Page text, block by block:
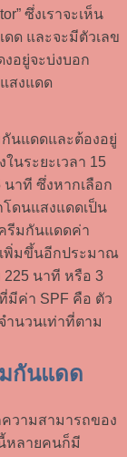
ซึ่งเราจะเห็น
ด และจะมีตัวเลข
อยู่จะบ่งบอก
สงแดด
กันแดดและต้องอยู่
นระยะเวลา 15
นาที ซึ่งหากเลือก
ดนแสงแดดเป็น
รีมกันแดดค่า
เพิ่มขึ้นอีกประมาณ
225 นาที หรือ 3
มีค่า SPF คือ ตัว
ำนวนเท่าที่ตาม
กันแดด
วามสามารถของ
หลายคนก็มี